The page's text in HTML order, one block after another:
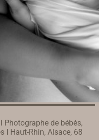
Photographe de bébés,
I Haut-Rhin, Alsace, 68